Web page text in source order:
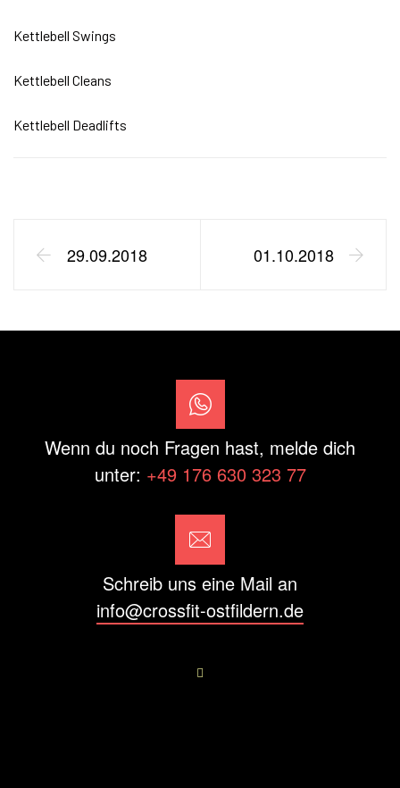
Kettlebell Swings
Kettlebell Cleans
Kettlebell Deadlifts
29.09.2018 01.10.2018
Wenn du noch Fragen hast, melde dich
unter: +49 176 630 323 77
Schreib uns eine Mail an
info@crossfit-ostfildern.de